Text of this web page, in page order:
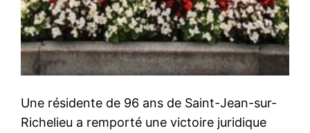
Une résidente de 96 ans de Saint-Jean-sur-
Richelieu a remporté une victoire juridique